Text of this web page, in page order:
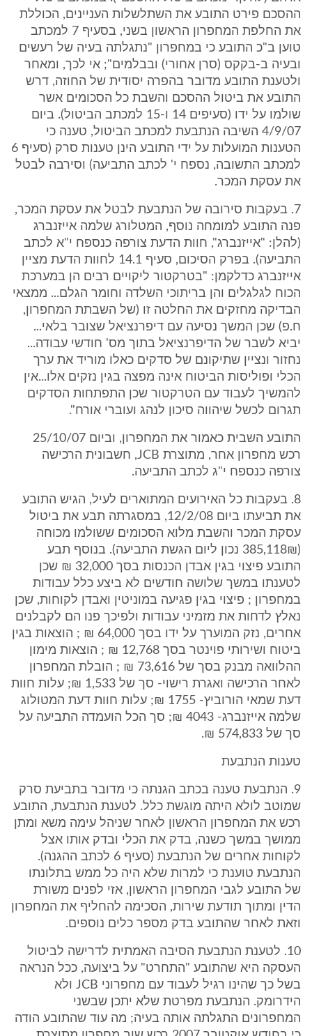
ההסכם פירט התובע את השתלשלות העניינים, הכוללת
את החלפת המחפרון הראשון בשני, בסעיף 7 למכתב
טוען ב"כ התובע כי במחפרון "נתגלתה בעיה של רעשים
ובעיה ב-בקקס (סרן אחורי) ובבלמים"; אי לכך, ומאחר
ולטענת התובע מדובר בהפרה יסודית של החוזה, דרש
התובע את ביטול ההסכם והשבת כל הסכומים אשר
שולמו על ידו (סעיפים 14 ו-15 למכתב הביטול). ביום
4/9/07 השיבה הנתבעת למכתב הביטול, טענה כי
הטענות המועלות על ידי התובע הינן טענות סרק (סעיף 6
למכתב התשובה, נספח י' לכתב התביעה) וסירבה לבטל
את עסקת המכר.
7. בעקבות סירובה של הנתבעת לבטל את עסקת המכר,
פנה התובע למומחה נוסף, המטלורג שלמה אייזנברג
(להלן: "אייזנברג", חוות הדעת צורפה כנספח י"א לכתב
התביעה). בפרק הסיכום, סעיף 14.1 לחוות הדעת מציין
אייזנברג כדלקמן: "בטרקטור ליקויים רבים הן במערכת
הכוח לגלגלים והן בריתוכי השלדה וחומר הגלם... ממצאי
הבדיקה מחזקים את החלטה זו (של השבתת המחפרון,
ח.פ) שכן המשך נסיעה עם דיפרנציאל שצובר בלאי...
יביא לשבר של הדיפרנציאל בתוך מס' חודשי עבודה...
נחזור ונציין שתיקונם של סדקים כאלו מוריד את ערך
הכלי ופוליסות הביטוח אינה מפצה בגין נזקים אלו...אין
להמשיך לעבוד עם הטרקטור שכן התפתחות הסדקים
תגרום לכשל שיהווה סיכון לנהג ועוברי אורח".
התובע השבית כאמור את המחפרון, וביום 25/10/07
רכש מחפרון אחר, מתוצרת JCB, חשבונית הרכישה
צורפה כנספח י"ג לכתב התביעה.
8. בעקבות כל האירועים המתוארים לעיל, הגיש התובע
את תביעתו ביום 12/2/08, במסגרתה תבע את ביטול
עסקת המכר והשבת מלוא הסכומים ששולמו מכוחה
(385,118₪ נכון ליום הגשת התביעה). בנוסף תבע
התובע פיצוי בגין אבדן הכנסות בסך 32,000 ₪ שכן
לטענתו במשך שלושה חודשים לא ביצע כלל עבודות
במחפרון ; פיצוי בגין פגיעה במוניטין ואבדן לקוחות, שכן
נאלץ לדחות את מזמיני עבודות ולפיכך פנו הם לקבלנים
אחרים, נזק המוערך על ידו בסך 64,000 ₪ ; הוצאות בגין
ביטוח ושירותי פוינטר בסך 12,768 ₪ ; הוצאות מימון
ההלוואה מבנק בסך של 73,616 ₪ ; הובלת המחפרון
לאחר הרכישה ואגרת רישוי- סך של 1,533 ₪; עלות חוות
דעת שמאי הורוביץ- 1755 ₪; עלות חוות דעת המטולוג
שלמה אייזנברג- 4043 ₪; סך הכל הועמדה התביעה על
סך של 574,833 ₪.
טענות הנתבעת
9. הנתבעת טענה בכתב הגנתה כי מדובר בתביעת סרק
שמוטב לולא היתה מוגשת כלל. לטענת הנתבעת, התובע
רכש את המחפרון הראשון לאחר שניהל עימה משא ומתן
ממושך במשך כשנה, בדק את הכלי ובדק אותו אצל
לקוחות אחרים של הנתבעת (סעיף 6 לכתב ההגנה).
הנתבעת טוענת כי למרות שלא היה כל ממש בתלונתו
של התובע לגבי המחפרון הראשון, אזי לפנים משורת
הדין ומתוך תודעת שירות, הסכימה להחליף את המחפרון
וזאת לאחר שהתובע בדק מספר כלים נוספים.
10. לטענת הנתבעת הסיבה האמתית לדרישה לביטול
העסקה היא שהתובע "התחרט" על ביצועה, ככל הנראה
בשל כך שהינו רגיל לעבוד עם מחפרוני JCB ולא
הידרומק. הנתבעת מפרטת שלא יתכן שבשני
המחפרונים התגלתה אותה בעיה; מה עוד שהתובע הודה